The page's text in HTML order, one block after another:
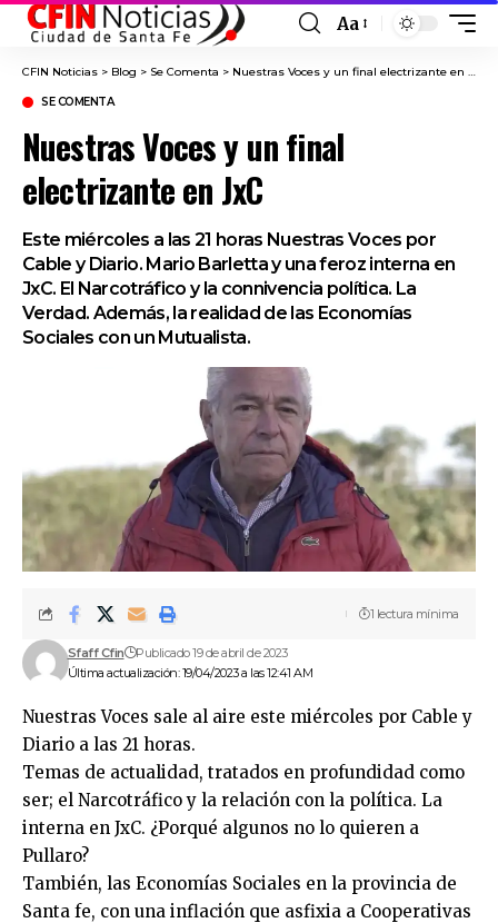
Font
Resizer
Aa
CFIN Noticias > Blog > Se Comenta > Nuestras Voces y un final electrizante en JxC
SE COMENTA
Nuestras Voces y un final
electrizante en JxC
Este miércoles a las 21 horas Nuestras Voces por
Cable y Diario. Mario Barletta y una feroz interna en
JxC. El Narcotráfico y la connivencia política. La
Verdad. Además, la realidad de las Economías
Sociales con un Mutualista.
Última actualización: 19/04/2023 a las 12:41 AM
Sfaff Cfin Publicado 19 de abril de 2023
1 lectura mínima
Nuestras Voces sale al aire este miércoles por Cable y
Diario a las 21 horas.
Temas de actualidad, tratados en profundidad como
ser; el Narcotráfico y la relación con la política. La
interna en JxC. ¿Porqué algunos no lo quieren a
Pullaro?
También, las Economías Sociales en la provincia de
Santa fe, con una inflación que asfixia a Cooperativas